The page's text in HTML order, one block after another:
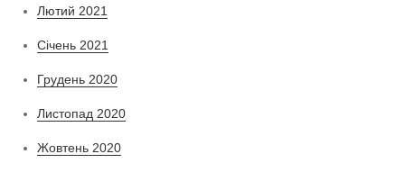
Лютий 2021
Січень 2021
Грудень 2020
Листопад 2020
Жовтень 2020